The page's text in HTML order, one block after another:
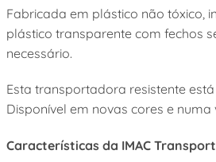
Fabricada em plástico não tóxico,
plástico transparente com fechos
necessário.
Esta transportadora resistente
Disponível em novas cores e
Características da IMAC